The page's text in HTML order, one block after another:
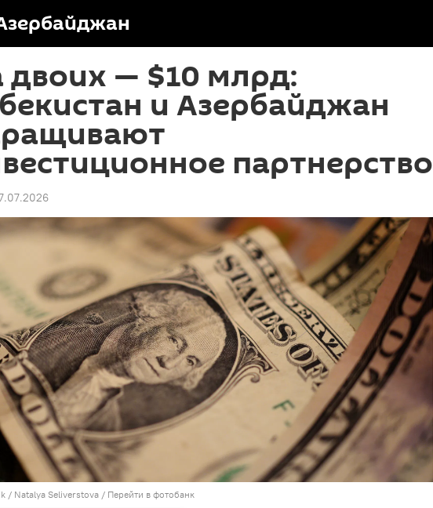
двоих — $10 млрд:
и Азербайджан
партнерство
/ Natalya Seliverstova / Перейти в фотобанк